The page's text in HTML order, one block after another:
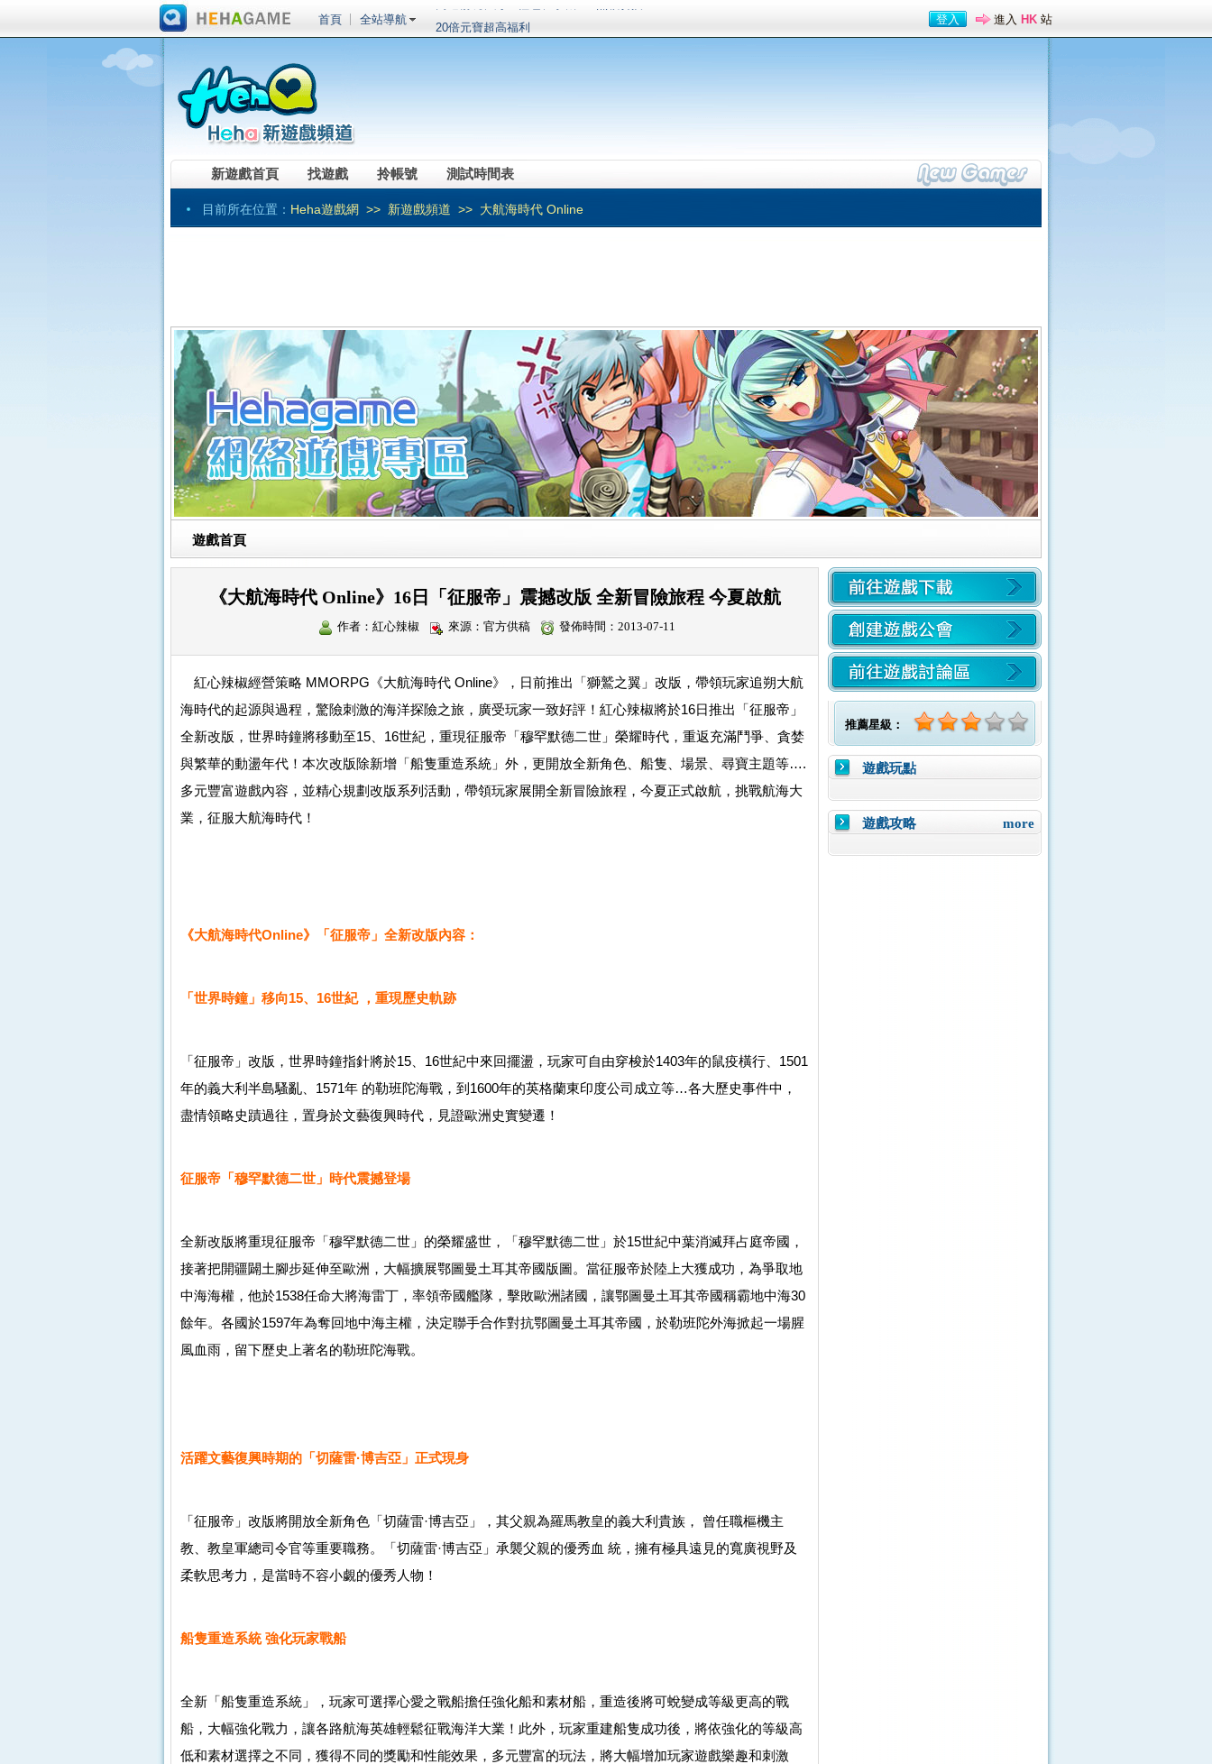
首頁 全站導航
20倍元寶超高福利
賽事獎勵總價值突破百萬！ 「2018 RTC - 超越之
戰」
《劍仙：起源》最爆紅遊戲今日上線
新系統、新版本、新玩法今日開啟
頂級SLG大作今日震憾開啟！
高速暢玩、海量禮包、手機/PC無穎切換
進入 HK 站
登入
新遊戲首頁 找遊戲 拎帳號 測試時間表
目前所在位置： Heha遊戲網 >> 新遊戲頻道 >> 大航海時代 Online
遊戲首頁
《大航海時代 Online》16日「征服帝」震撼改版 全新冒險旅程 今夏啟航
作者：紅心辣椒 來源：官方供稿 發佈時間：2013-07-11
紅心辣椒經營策略 MMORPG《大航海時代 Online》，日前推出「獅鷲之翼」改版，帶領玩家追朔大航
海時代的起源與過程，驚險刺激的海洋探險之旅，廣受玩家一致好評！紅心辣椒將於16日推出「征服帝」
全新改版，世界時鐘將移動至15、16世紀，重現征服帝「穆罕默德二世」榮耀時代，重返充滿鬥爭、貪婪
與繁華的動盪年代！本次改版除新增「船隻重造系統」外，更開放全新角色、船隻、場景、尋寶主題等….
多元豐富遊戲內容，並精心規劃改版系列活動，帶領玩家展開全新冒險旅程，今夏正式啟航，挑戰航海大
業，征服大航海時代！
《大航海時代Online》「征服帝」全新改版內容：
「世界時鐘」移向15、16世紀 ，重現歷史軌跡
「征服帝」改版，世界時鐘指針將於15、16世紀中來回擺盪，玩家可自由穿梭於1403年的鼠疫橫行、1501
年的義大利半島騷亂、1571年 的勒班陀海戰，到1600年的英格蘭東印度公司成立等…各大歷史事件中，
盡情領略史蹟過往，置身於文藝復興時代，見證歐洲史實變遷！
征服帝「穆罕默德二世」時代震撼登場
全新改版將重現征服帝「穆罕默德二世」的榮耀盛世，「穆罕默德二世」於15世紀中葉消滅拜占庭帝國，
接著把開疆闢土腳步延伸至歐洲，大幅擴展鄂圖曼土耳其帝國版圖。當征服帝於陸上大獲成功，為爭取地
中海海權，他於1538任命大將海雷丁，率領帝國艦隊，擊敗歐洲諸國，讓鄂圖曼土耳其帝國稱霸地中海30
餘年。各國於1597年為奪回地中海主權，決定聯手合作對抗鄂圖曼土耳其帝國，於勒班陀外海掀起一場腥
風血雨，留下歷史上著名的勒班陀海戰。
活躍文藝復興時期的「切薩雷·博吉亞」正式現身
「征服帝」改版將開放全新角色「切薩雷·博吉亞」，其父親為羅馬教皇的義大利貴族， 曾任職樞機主
教、教皇軍總司令官等重要職務。「切薩雷·博吉亞」承襲父親的優秀血 統，擁有極具遠見的寬廣視野及
柔軟思考力，是當時不容小覷的優秀人物！
船隻重造系統 強化玩家戰船
全新「船隻重造系統」，玩家可選擇心愛之戰船擔任強化船和素材船，重造後將可蛻變成等級更高的戰
船，大幅強化戰力，讓各路航海英雄輕鬆征戰海洋大業！此外，玩家重建船隻成功後，將依強化的等級高
低和素材選擇之不同，獲得不同的獎勵和性能效果，多元豐富的玩法，將大幅增加玩家遊戲樂趣和刺激
推薦星級：
遊戲玩點
遊戲攻略 more